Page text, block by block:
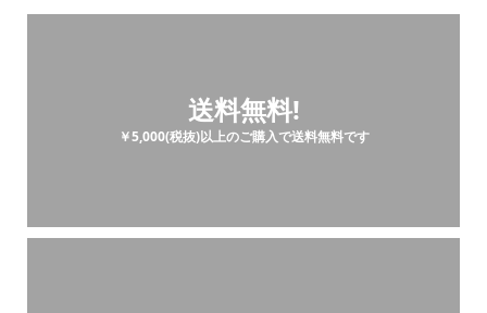
送料無料!
￥5,000(税抜)以上のご購入で送料無料です